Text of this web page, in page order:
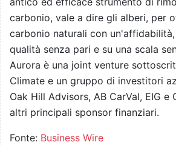
carbonio, vale a dire gli alberi, per
carbonio naturali con
qualità senza pari e su una scala
Aurora è una joint venture
Climate e un gruppo di investitori
Oak Hill Advisors, AB CarVal, EIG e
altri principali sponsor finanziari.
Fonte: Business Wire